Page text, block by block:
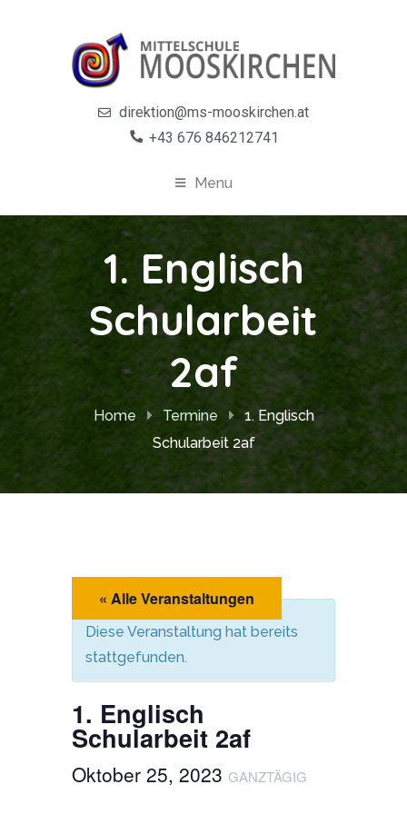
direktion@ms-mooskirchen.at
+43 676 846212741
Menu
1. Englisch
Schularbeit
2af
Home Termine
1. Englisch
Schularbeit 2af
« Alle Veranstaltungen
Diese Veranstaltung hat bereits
stattgefunden.
1. Englisch
Schularbeit 2af
Oktober 25, 2023 GANZTÄGIG